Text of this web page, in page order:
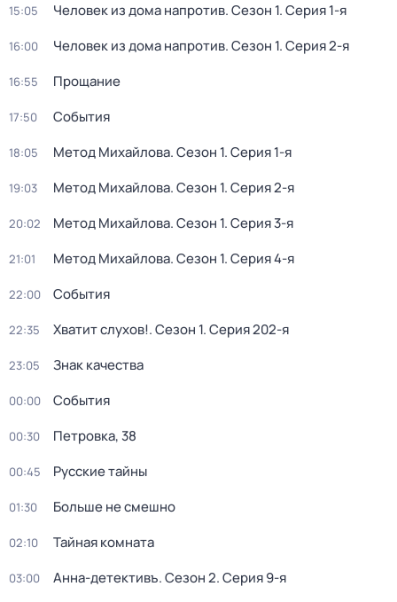
15:05 Человек из дома напротив. Сезон 1. Серия 1-я
16:00 Человек из дома напротив. Сезон 1. Серия 2-я
16:55 Прощание
17:50 События
18:05 Метод Михайлова. Сезон 1. Серия 1-я
19:03 Метод Михайлова. Сезон 1. Серия 2-я
20:02 Метод Михайлова. Сезон 1. Серия 3-я
21:01 Метод Михайлова. Сезон 1. Серия 4-я
22:00 События
22:35 Хватит слухов!. Сезон 1. Серия 202-я
23:05 Знак качества
00:00 События
00:30 Петровка, 38
00:45 Русские тайны
01:30 Больше не смешно
02:10 Тайная комната
03:00 Анна-детективъ. Сезон 2. Серия 9-я